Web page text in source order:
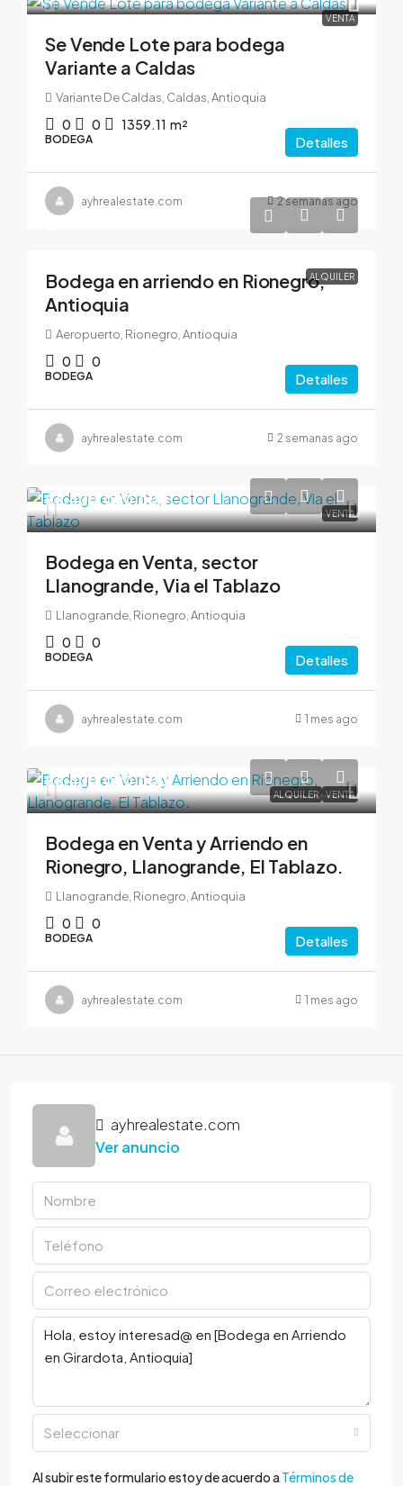
VENTA
Se Vende Lote para bodega
Variante a Caldas
Variante De Caldas, Caldas, Antioquia
0 0 1359.11 m²
BODEGA Detalles
ayhrealestate.com 2 semanas ago
ALQUILER
Bodega en arriendo en Rionegro,
Antioquia
Aeropuerto, Rionegro, Antioquia
0 0
BODEGA Detalles
ayhrealestate.com 2 semanas ago
VENTA
$6,400,000,000
Bodega en Venta, sector
Llanogrande, Via el Tablazo
Llanogrande, Rionegro, Antioquia
0 0
BODEGA Detalles
ayhrealestate.com 1 mes ago
ALQUILER VENTA
$6,400,000,000
Bodega en Venta y Arriendo en
Rionegro, Llanogrande, El Tablazo.
Llanogrande, Rionegro, Antioquia
0 0
BODEGA Detalles
ayhrealestate.com 1 mes ago
ayhrealestate.com
Ver anuncio
Seleccionar
Al subir este formulario estoy de acuerdo a Términos de